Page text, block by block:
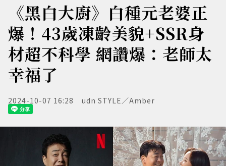
《黑白大廚》白種元老婆正
爆！43歲凍齡美貌+SSR身
材超不科學 網讚爆：老師太
幸福了
2024-10-07 16:28 udn STYLE／Amber